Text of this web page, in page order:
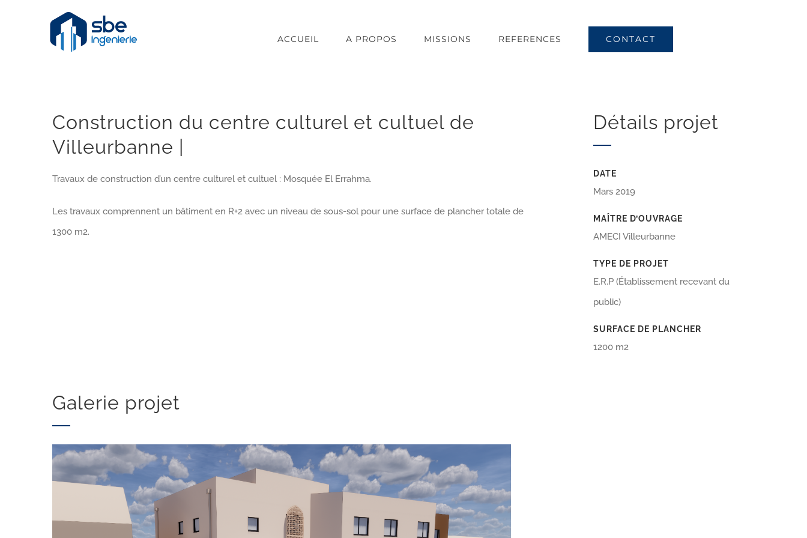
ACCUEIL A PROPOS MISSIONS REFERENCES CONTACT
Construction du centre culturel et cultuel de
Villeurbanne |
Travaux de construction d’un centre culturel et cultuel : Mosquée El Errahma.
Les travaux comprennent un bâtiment en R+2 avec un niveau de sous-sol pour une surface de plancher totale de
1300 m2.
Détails projet
DATE
Mars 2019
MAÎTRE D’OUVRAGE
AMECI Villeurbanne
TYPE DE PROJET
E.R.P (Établissement recevant du
public)
SURFACE DE PLANCHER
1200 m2
Galerie projet